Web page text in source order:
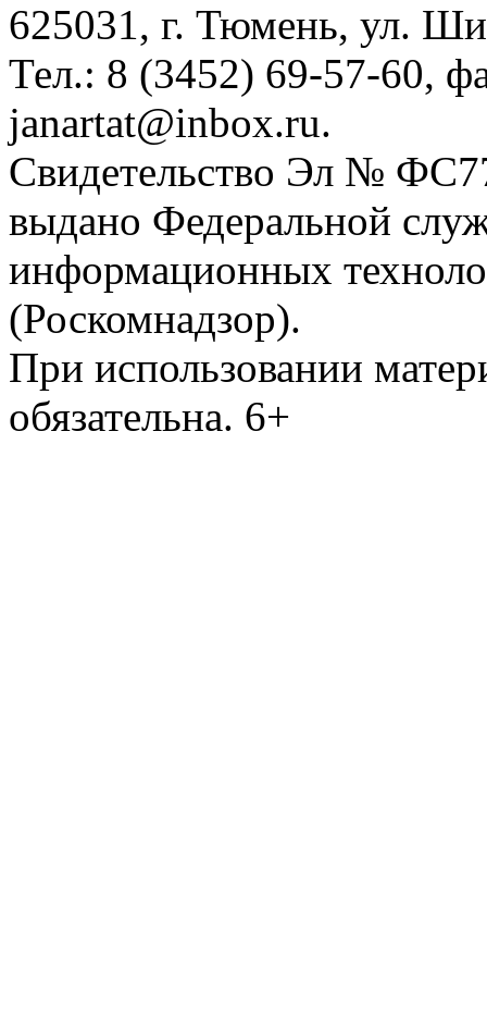
625031, г. Тюмень, ул.
Тел.: 8 (3452) 69-57-60,
janartat@inbox.ru.
Свидетельство Эл №
выдано Федеральной
информационных
(Роскомнадзор).
При использовании
обязательна. 6+